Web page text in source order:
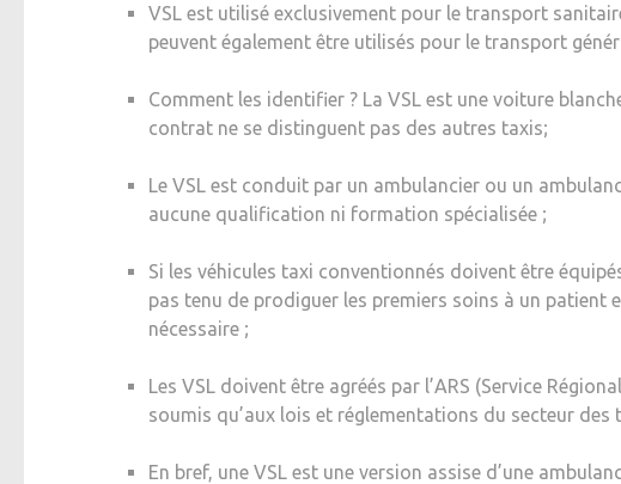
VSL est utilisé exclusivement pour le transport
peuvent également être utilisés pour le transport
Comment les identifier ? La VSL est une voiture
contrat ne se distinguent pas des autres taxis;
Le VSL est conduit par un ambulancier ou un
aucune qualification ni formation spécialisée ;
Si les véhicules taxi conventionnés doivent être
pas tenu de prodiguer les premiers soins à un patient
nécessaire ;
Les VSL doivent être agréés par l’ARS (Service
soumis qu’aux lois et réglementations du secteur des
En bref, une VSL est une version assise d’une